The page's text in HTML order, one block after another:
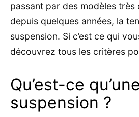
passant par des modèles très
depuis quelques années, la
suspension. Si c’est ce qui
découvrez tous les critères
Qu’est-ce qu’une
suspension ?